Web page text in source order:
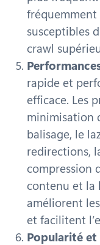
susceptibles
crawl
rapide et
efficace. Les
minimisation
balisage, le
redirections,
compression
contenu et
améliorent
et facilitent
Popularité